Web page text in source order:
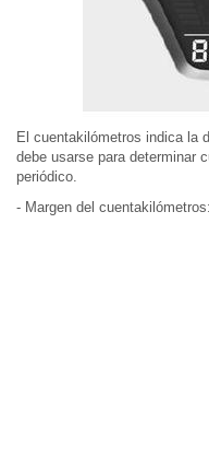
El cuentakilómetros indica la
debe usarse para determinar
periódico.
- Margen del